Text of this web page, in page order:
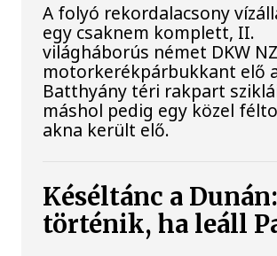
A folyó rekordalacsony
egy csaknem komplett, II.
világháborús német DKW
motorkerékpárbukkant elő
Batthyány téri rakpart
máshol pedig egy közel
akna került elő.
Késéltánc a
történik, ha leáll